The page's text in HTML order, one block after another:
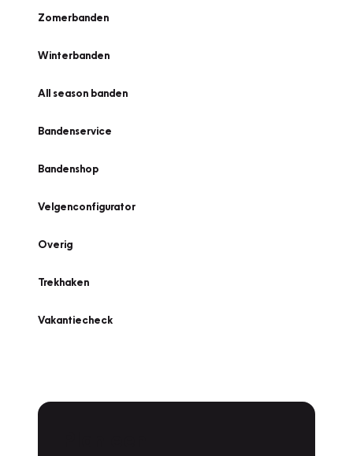
Zomerbanden
Winterbanden
All season banden
Bandenservice
Bandenshop
Velgenconfigurator
Overig
Trekhaken
Vakantiecheck